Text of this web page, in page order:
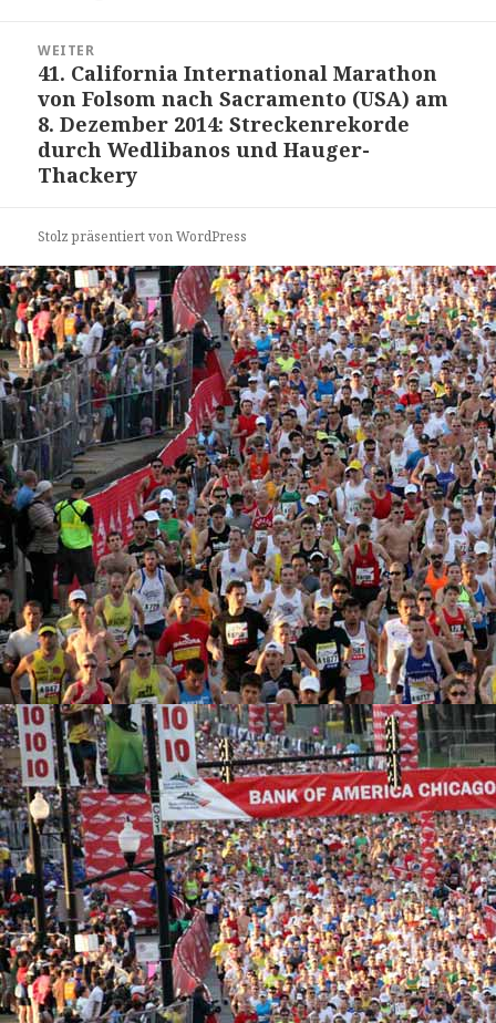
WEITER
Nächster
Beitrag:
41. California International Marathon
von Folsom nach Sacramento (USA) am
8. Dezember 2014: Streckenrekorde
durch Wedlibanos und Hauger-
Thackery
Stolz präsentiert von WordPress